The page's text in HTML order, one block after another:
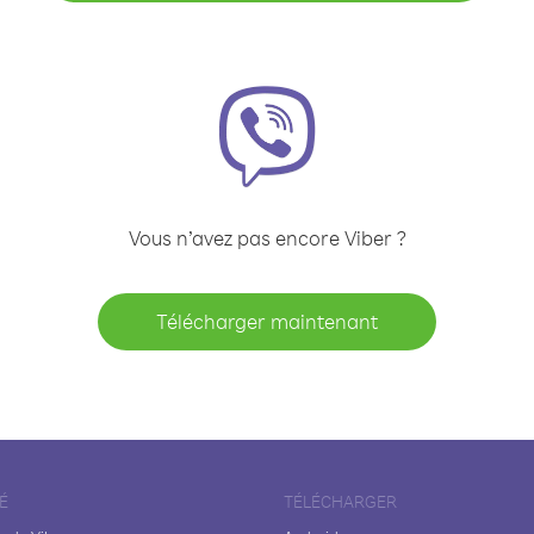
Vous n’avez pas encore Viber ?
Télécharger maintenant
TÉLÉCHARGER